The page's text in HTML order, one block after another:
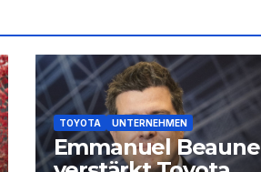
TOYOTA UNTERNEHMEN
Emmanuel Beaune